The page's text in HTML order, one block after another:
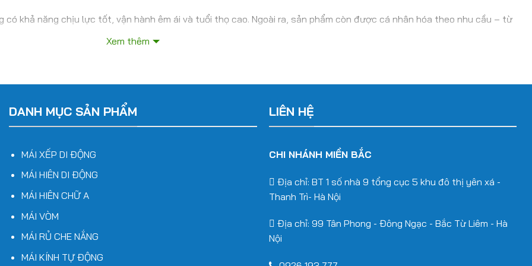
khả năng chịu lực tốt, vận hành êm ái và tuổi thọ cao. Ngoài ra, sản phẩm còn được cá nhân hóa theo nhu cầu – từ
Nhật, bạt PVC simili cao cấp, có khả năng chống tia cực tím, chống thấm và giữ màu bền đẹp trong nhiều năm.
lắp đặt motor điện tự động điều khiển từ xa – tùy theo nhu cầu và ngân sách khách hàng.
Xem thêm
DANH MỤC SẢN PHẨM
MÁI XẾP DI ĐỘNG
MÁI HIÊN DI ĐỘNG
MÁI HIÊN CHỮ A
MÁI VÒM
MÁI RỦ CHE NẮNG
MÁI KÍNH TỰ ĐỘNG
LIÊN HỆ
CHI NHÁNH MIỀN BẮC
Địa chỉ: BT 1 số nhà 9 tổng cục 5 khu đô thị yên xá -
Thanh Trì- Hà Nội
Địa chỉ: 99 Tân Phong - Đông Ngạc - Bắc Từ Liêm - Hà
Nội